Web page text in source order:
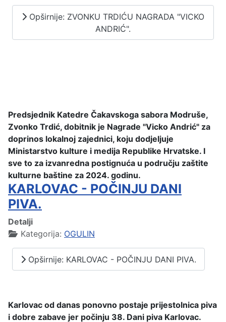
Opširnije: ZVONKU TRDIĆU NAGRADA "VICKO
ANDRIĆ".
Predsjednik Katedre Čakavskoga sabora Modruše,
Zvonko Trdić, dobitnik je Nagrade "Vicko Andrić" za
doprinos lokalnoj zajednici, koju dodjeljuje
Ministarstvo kulture i medija Republike Hrvatske. I
sve to za izvanredna postignuća u području zaštite
kulturne baštine za 2024. godinu.
KARLOVAC - POČINJU DANI
PIVA.
Detalji
Kategorija: OGULIN
Opširnije: KARLOVAC - POČINJU DANI PIVA.
Karlovac od danas ponovno postaje prijestolnica piva
i dobre zabave jer počinju 38. Dani piva Karlovac.